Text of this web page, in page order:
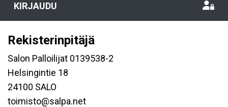
KIRJAUDU
Rekisterinpitäjä
Salon Palloilijat 0139538-2
Helsingintie 18
24100 SALO
toimisto@salpa.net